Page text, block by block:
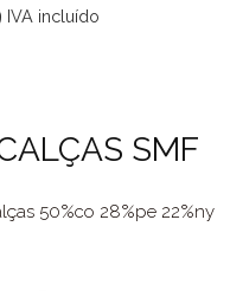
O
€27,99.
IVA incluído
SMF
50%co 28%pe 22%ny